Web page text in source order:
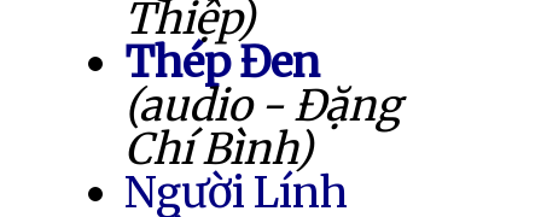
Thiệp)
Thép Đen
(audio - Đặng
Chí Bình)
Người Lính